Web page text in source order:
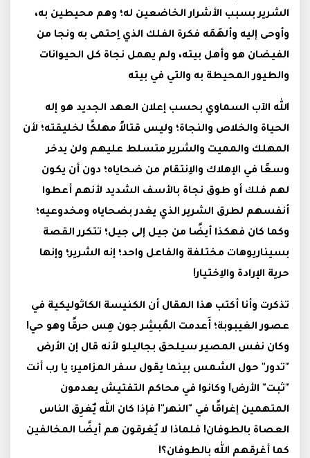
الشرير بسبب الأشرار الخاضعين له؛ وهم محيطين به،
وأوحى إليه وألهَمَه فكرة الفلك الذي اِحتمى به ونجا من
الفيضان هو وأهل بيته، ولم يهمل نجاة كل الحيوانات
والطيور المحيطة به والتي في بيته
الله الآب السماوي بحسب إعلان العهد الجديد هو إله
الحياة والخلاص والنجاة؛ وليس قتالاً مهلكًا لخليقته؛ لأن
المهلك والمميت والشرير متسلط عليهم ولن يدخر
وسعًا في الإهلاك والاِنتقام من ضحاياه؛ دون أن يكون
لهم فلك أو طوق نجاة بالأسف الشديد لأنهم أعطوا
أنفسهم لطرق الشرير الذي يغدر بضحاياه ومخدوعيه؛
وكما كان فهكذا أيضًا من جيل إلى جيل؛ تتكرر القصة
بسيناريوهات مختلفة والفاعل واحد؛ إنه الشرير؛ وإنها
حرية الإرادة والاِختيار!
تذكرت وأنا أكتب هذا المقال أن الكنيسة الكاثوليكية في
عصور الغيبوبة؛ أَعدمت المُبشِر جون هِس حرقًا وهو حي!
وكان نفس المصير سيلحق بجاليلو لأنه قال إن الأرض
"تدور" حول الشمس بينما يقول سفر المزامير: يا رب أنت
"ثبت" الأرض! وكانوا في محاكم التفتيش يعدمون
المتهمين إغراقًا في "النهر"! فإذا كان الله يٌغرِق الناس
العصاة بالطوفان! فلماذا لا يُغرقون هم أيضًا المخالفين
كما أغرقهم الله بالطوفان؟!